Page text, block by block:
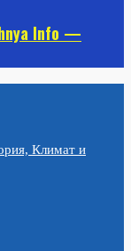
Info —
Климат и